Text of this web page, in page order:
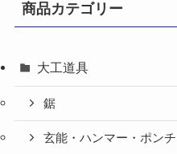
商品カテゴリー
大工道具
鋸
玄能・ハンマー・ポンチ